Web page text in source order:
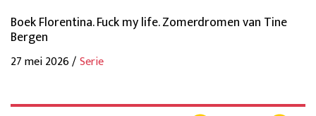
Boek Florentina. Fuck my life. Zomerdromen van Tine
Bergen
27 mei 2026 /Serie